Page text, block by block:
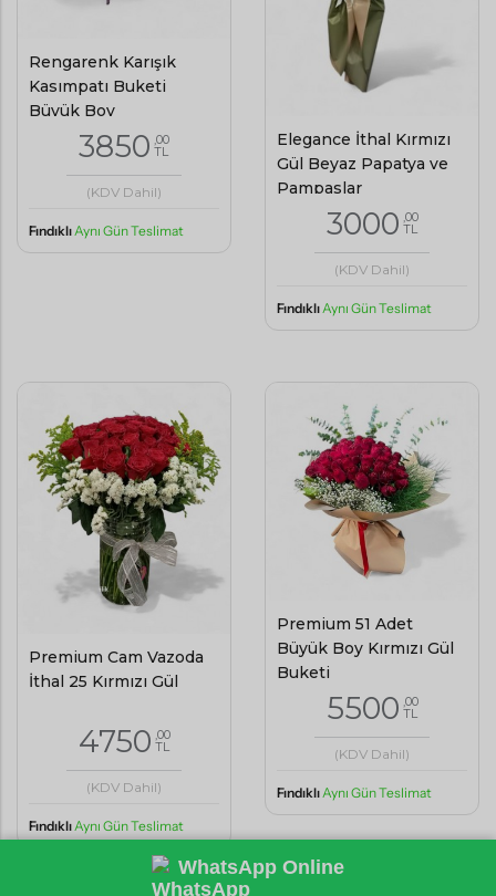
Rengarenk Karışık
Kasımpatı Buketi
Büyük Boy
3850 ,00
TL
(KDV Dahil)
FındıklıAynı Gün Teslimat
Elegance İthal Kırmızı
Gül Beyaz Papatya ve
Pampaslar
3000 ,00
TL
(KDV Dahil)
FındıklıAynı Gün Teslimat
Premium Cam Vazoda
İthal 25 Kırmızı Gül
4750 ,00
TL
(KDV Dahil)
FındıklıAynı Gün Teslimat
Premium 51 Adet
Büyük Boy Kırmızı Gül
Buketi
5500 ,00
TL
(KDV Dahil)
FındıklıAynı Gün Teslimat
WhatsApp Online